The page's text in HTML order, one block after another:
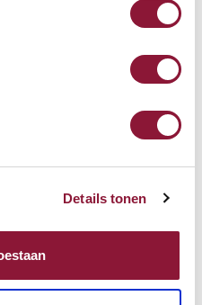
Details tonen
Maak je werkplek compleet